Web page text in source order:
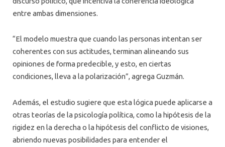
entre ambas dimensiones.
“El modelo muestra que cuando las personas intentan ser
coherentes con sus actitudes, terminan alineando sus
opiniones de forma predecible, y esto, en ciertas
condiciones, lleva a la polarización”, agrega Guzmán.
Además, el estudio sugiere que esta lógica puede aplicarse a
otras teorías de la psicología política, como la hipótesis de la
rigidez en la derecha o la hipótesis del conflicto de visiones,
abriendo nuevas posibilidades para entender el